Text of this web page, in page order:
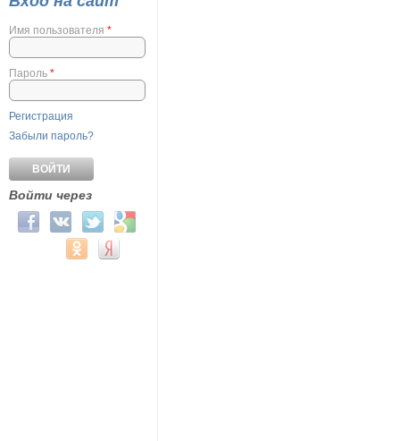
Имя пользователя *
Пароль *
Регистрация
Забыли пароль?
Войти через
Login with Facebook
Login with ВКонтакте
Login with Twitter
Login with Google
Login with Mail.ru
Login with Одноклассники
Login with Яндекс